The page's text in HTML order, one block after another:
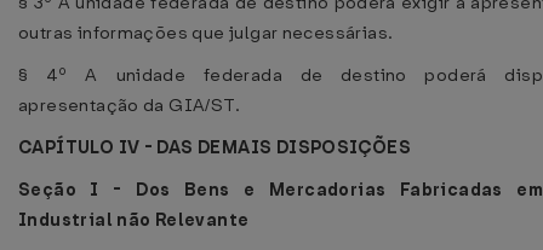
outras informações que julgar necessárias.
§ 4º A unidade federada de destino poderá
apresentação da GIA/ST.
CAPÍTULO IV - DAS DEMAIS DISPOSIÇÕES
Seção I - Dos Bens e Mercadorias Fabricadas
Industrial não Relevante